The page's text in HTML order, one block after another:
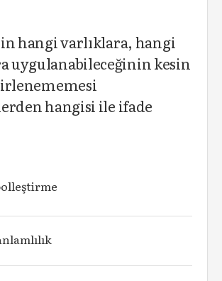
hangi varlıklara, hangi
uygulanabileceğinin kesin
hangisi ile ifade